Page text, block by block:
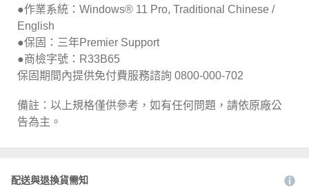
●作業系統：Windows® 11 Pro, Traditional Chinese /
English
●保固：三年Premier Support
●商檢字號：R33B65
保固期間內提供免付費服務諮詢 0800-000-702
備註：以上規格僅供參考，如有任何問題，請依原廠公
告為主。
配送與退換貨需知